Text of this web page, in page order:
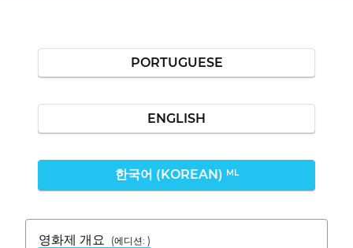
PORTUGUESE
ENGLISH
한국어 (KOREAN) ML
영화제 개요 (에디션: )